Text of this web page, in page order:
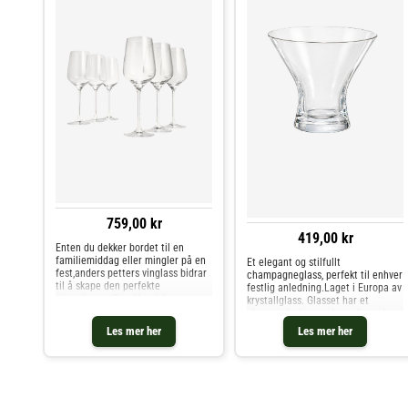
759,00 kr
Les mer her
Enten du dekker bordet til en
familiemiddag eller mingler på en
fest,anders petters vinglass bidrar
til å skape den perfekte
og gjør dem til en flott gave til
vinelskeren i ditt liv. Hvert glass
rommer hele 45 cl og passer
419,00 kr
Les mer her
Et elegant og stilfullt
champagneglass, perfekt til enhver
festlig anledning.Laget i Europa av
krystallglass. Glasset har et
elegant design med en glitrende
spiss i bunnen, noe som skaper en
vakker bobleeffekt når du skjenker
champagne.